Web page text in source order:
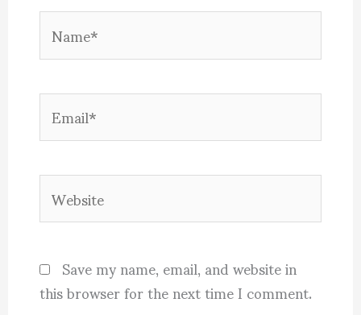
Name*
Email*
Website
Save my name, email, and website in
this browser for the next time I comment.